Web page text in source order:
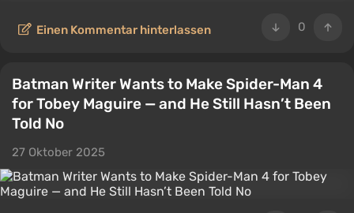
0
Einen Kommentar hinterlassen
Batman Writer Wants to Make Spider-Man 4
for Tobey Maguire — and He Still Hasn’t Been
Told No
27 Oktober 2025